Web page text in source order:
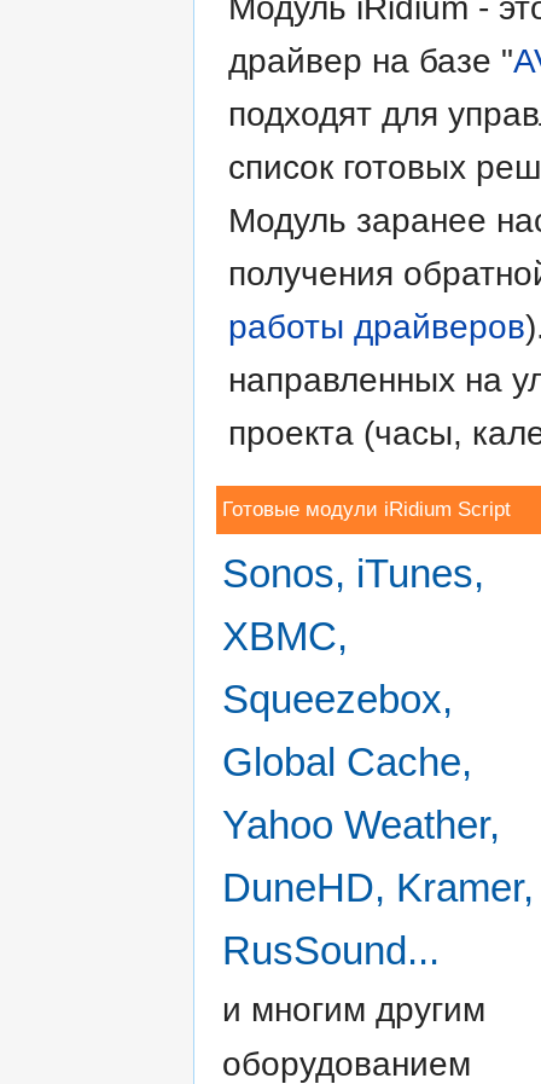
Модуль iRidium -
драйвер на базе "
подходят для
список готовых
Модуль заранее
получения
работы драйверов
направленных на
проекта (часы,
Готовые модули iRidium Script
Sonos, iTunes,
XBMC,
Squeezebox,
Global Cache,
Yahoo Weather,
DuneHD, Kramer,
RusSound...
и многим другим
оборудованием